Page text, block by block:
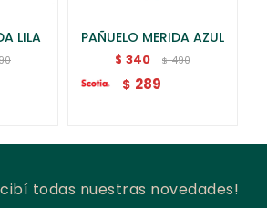
LILA PAÑUELO MERIDA AZUL
$ 340 $ 490
$ 289
todas nuestras novedades!